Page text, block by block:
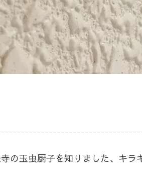
の玉虫厨子を知りました、キ